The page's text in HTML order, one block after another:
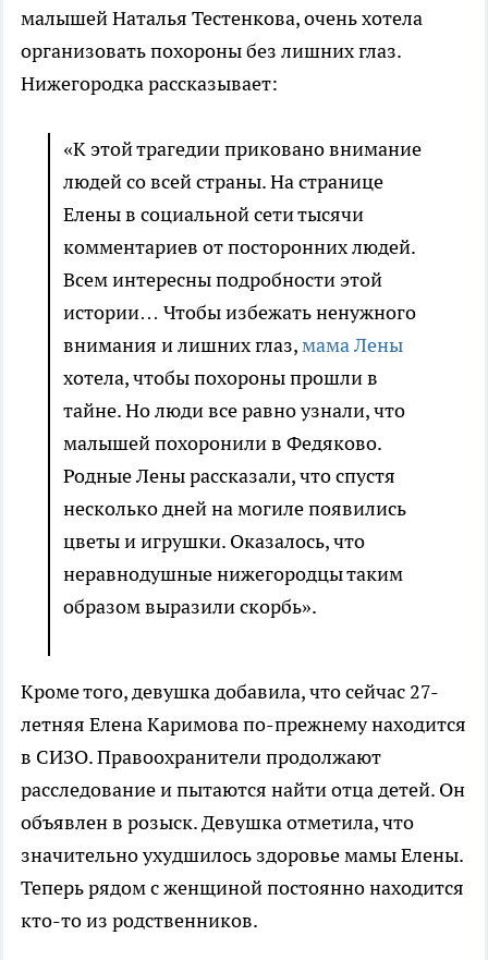
малышей Наталья Тестенкова, очень хотела
организовать похороны без лишних глаз.
Нижегородка рассказывает:
«К этой трагедии приковано внимание
людей со всей страны. На странице
Елены в социальной сети тысячи
комментариев от посторонних людей.
Всем интересны подробности этой
истории… Чтобы избежать ненужного
внимания и лишних глаз,мама Лены
хотела, чтобы похороны прошли в
тайне. Но люди все равно узнали, что
малышей похоронили в Федяково.
Родные Лены рассказали, что спустя
несколько дней на могиле появились
цветы и игрушки. Оказалось, что
неравнодушные нижегородцы таким
образом выразили скорбь».
Кроме того, девушка добавила, что сейчас 27-
летняя Елена Каримова по-прежнему находится
в СИЗО. Правоохранители продолжают
расследование и пытаются найти отца детей. Он
объявлен в розыск. Девушка отметила, что
значительно ухудшилось здоровье мамы Елены.
Теперь рядом с женщиной постоянно находится
кто-то из родственников.